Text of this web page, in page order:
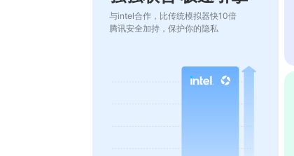
与intel合作，比传统模拟器快10倍
腾讯安全加持，保护你的隐私